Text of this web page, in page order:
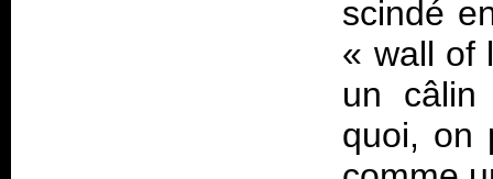
scindé
« wall of
un câlin
quoi, on